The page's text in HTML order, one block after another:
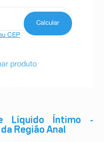
Líquido Íntimo -
Região Anal
CEP
produto